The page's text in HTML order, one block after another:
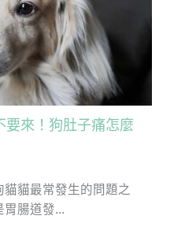
要來！狗肚子痛怎麼
貓最常發生的問題之
胃腸道發...